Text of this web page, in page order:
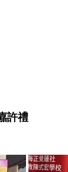
許禮